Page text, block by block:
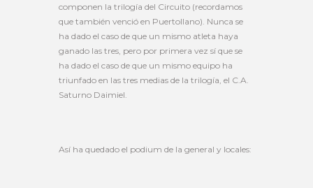
componen la trilogía del Circuito (recordamos
que también venció en Puertollano). Nunca se
ha dado el caso de que un mismo atleta haya
ganado las tres, pero por primera vez sí que se
ha dado el caso de que un mismo equipo ha
triunfado en las tres medias de la trilogía, el C.A.
Saturno Daimiel.
Así ha quedado el podium de la general y locales: